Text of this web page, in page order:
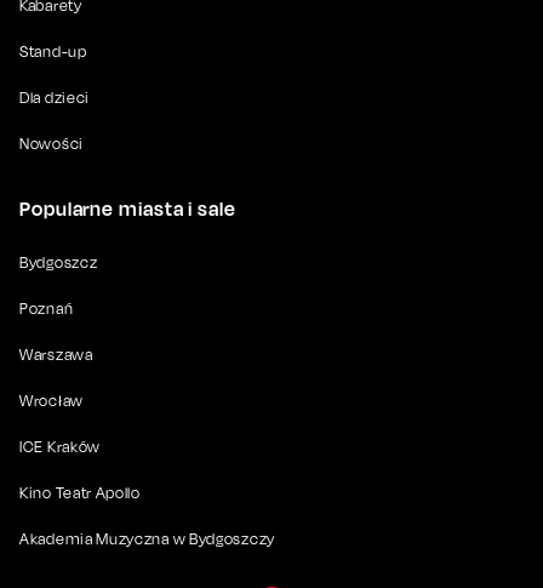
Kabarety
Stand-up
Dla dzieci
Nowości
Popularne miasta i sale
Bydgoszcz
Poznań
Warszawa
Wrocław
ICE Kraków
Kino Teatr Apollo
Akademia Muzyczna w Bydgoszczy